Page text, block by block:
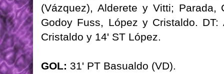
(Vázquez), Alderete y Vitti;
Godoy Fuss, López y Cristaldo. DT:
Cristaldo y 14' ST López.
GOL: 31' PT Basualdo (VD).